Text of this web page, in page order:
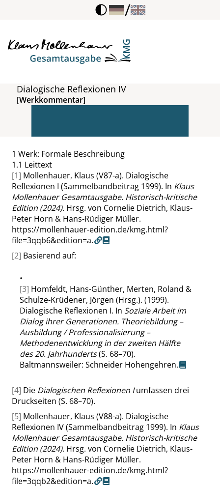
/
Dialogische Reflexionen IV
[Werkkommentar]
1 Werk: Formale Beschreibung
1.1 Leittext
[1] Mollenhauer, Klaus (V87-a). Dialogische
Reflexionen I (Sammelbandbeitrag 1999). In Klaus
Mollenhauer Gesamtausgabe. Historisch-kritische
Edition (2024). Hrsg. von Cornelie Dietrich, Klaus-
Peter Horn & Hans-Rüdiger Müller.
https://mollenhauer-edition.de/kmg.html?
file=3qqb6&edition=a.
[2] Basierend auf:
•
[3] Homfeldt, Hans-Günther, Merten, Roland &
Schulze-Krüdener, Jörgen (Hrsg.). (1999).
Dialogische Reflexionen I. In Soziale Arbeit im
Dialog ihrer Generationen. Theoriebildung –
Ausbildung / Professionalisierung –
Methodenentwicklung in der zweiten Hälfte
des 20. Jahrhunderts(S. 68–70).
Baltmannsweiler: Schneider Hohengehren.
[4] Die Dialogischen Reflexionen Iumfassen drei
Druckseiten (S. 68–70).
[5] Mollenhauer, Klaus (V88-a). Dialogische
Reflexionen IV (Sammelbandbeitrag 1999). In Klaus
Mollenhauer Gesamtausgabe. Historisch-kritische
Edition (2024). Hrsg. von Cornelie Dietrich, Klaus-
Peter Horn & Hans-Rüdiger Müller.
https://mollenhauer-edition.de/kmg.html?
file=3qqb2&edition=a.